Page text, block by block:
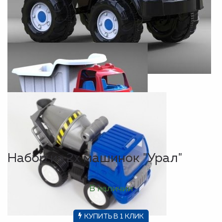
Набор из 2х машинок "Урал"
В наличии
КУПИТЬ В 1 КЛИК